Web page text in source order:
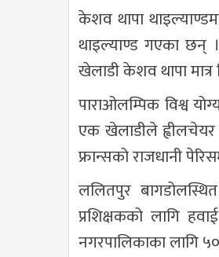
केशव थापा
थाइल्याण्ड गएका छन् ।
खेलाडी केशव थापा मात्र
पाराओलम्पिक विश्व
एक खेलाडीले ह्वीलचेयर
फ्रान्सको राजधानी
ललितपुर
प्रशिक्षकको लागि
नगरपालिकाका लागि